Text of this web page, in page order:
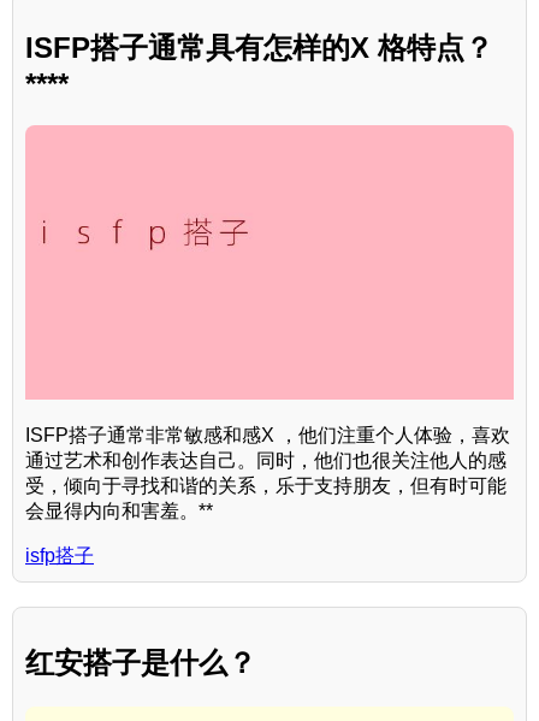
ISFP搭子通常具有怎样的X 格特点？
****
ISFP搭子通常非常敏感和感X ，他们注重个人体验，喜欢
通过艺术和创作表达自己。同时，他们也很关注他人的感
受，倾向于寻找和谐的关系，乐于支持朋友，但有时可能
会显得内向和害羞。**
isfp搭子
红安搭子是什么？